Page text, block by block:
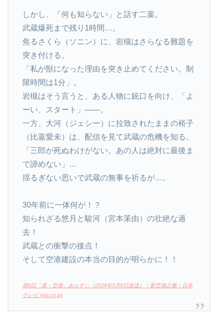
しかし、「何も知らない」と話す二葉。
武蔵爆死まで残り1時間…。
焦るさくら（ソニン）に、岩槻はさらなる難題を
突き付ける。
「私が獣になった理由を突き止めてください。制
限時間は1分」。
岩槻はそう言うと、ある人物に銃口を向け、「よ
ーい、スタート」――。
一方、大河（ジェシー）に拉致されたままの裕子
（比嘉愛未）は、配信を見て武蔵の危機を知る。
「三郎が死ぬわけがない。あの人は絶対に最後ま
で諦めない」…
揺るぎない思いで武蔵の無事を祈るが…。
30年前に一体何が！？
知られざる悠月と駿河（宮本茉由）の壮絶な過
去！
武蔵との衝撃の接点！
そして空港建設の本当の目的が明らかに！！
第9話「真・空港」あらすじ（2024年3月9日放送）｜新空港占拠｜日本
テレビ (ntv.co.jp)